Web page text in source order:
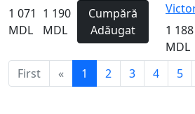
1 071
MDL
1 190
MDL
Cumpără
Adăugat
1 188
MDL
First
« 1 2 3 4 5